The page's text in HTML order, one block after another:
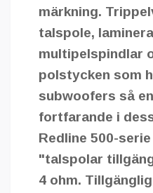
märkning.
talspole,
multipelspindlar
polstycken som
subwoofers så
fortfarande i
Redline 500-
"talspolar
4 ohm.